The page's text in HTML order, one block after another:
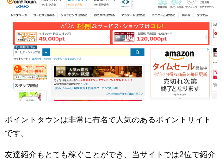
ポイントタウンは非常に有名で人気のあるポイントサイト
です。
友達紹介もとても稼ぐことができ、当サイトでは2位で紹介